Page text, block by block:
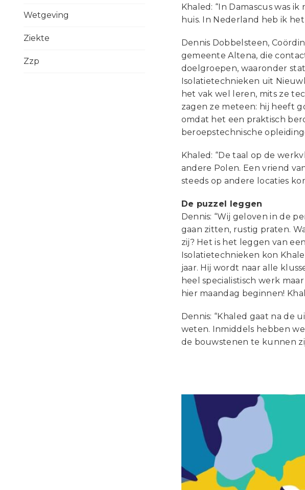
Wetgeving
Ziekte
Zzp
Khaled: “In Damascus was
huis. In Nederland heb ik
Dennis Dobbelsteen,
gemeente Altena, die
doelgroepen, waaronder
Isolatietechnieken uit
het vak wel leren, mits ze
zagen ze meteen: hij heeft
omdat het een praktisch
beroepstechnische
Khaled: “De taal op de
andere Polen. Een vriend
steeds op andere locaties
De puzzel leggen
Dennis: “Wij geloven in de
gaan zitten, rustig praten.
zij? Het is het leggen van
Isolatietechnieken kon
jaar. Hij wordt naar alle
heel specialistisch werk
hier maandag beginnen!
Dennis: “Khaled gaat na
weten. Inmiddels hebben
de bouwstenen te kunnen